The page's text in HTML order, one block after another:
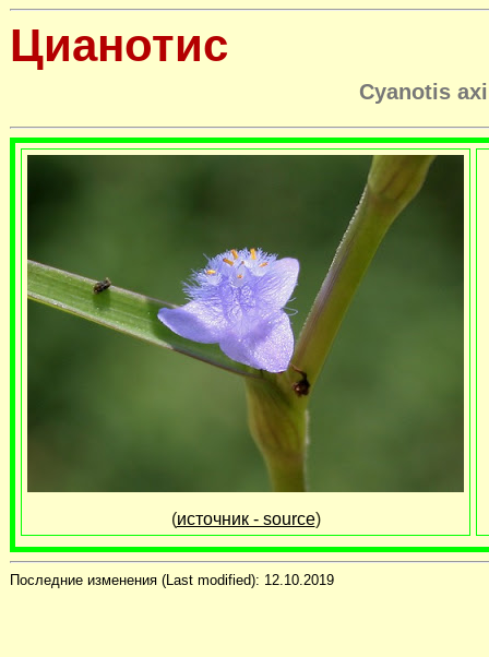
Цианотис
Cyanotis
(источник - source)
Последние изменения (Last modified): 12.10.2019